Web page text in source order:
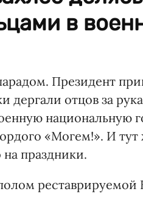
в
Президент
отцов за
национальную
«Могем!». И
праздники.